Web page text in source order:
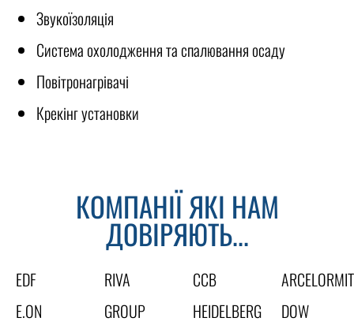
Звукоїзоляція
Система охолодження та спалювання осаду
Повітронагрівачі
Крекінг установки
КОМПАНІЇ ЯКІ НАМ
ДОВІРЯЮТЬ...
EDF
E.ON
RIVA
GROUP
CCB
HEIDELBERG
DOW